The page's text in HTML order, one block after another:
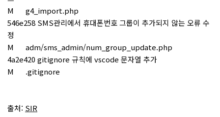
M g4_import.php
546e258 SMS관리에서 휴대폰번호 그룹이 추가되지 않는 오류 수
정
M adm/sms_admin/num_group_update.php
4a2e420 gitignore 규칙에 vscode 문자열 추가
M .gitignore
출처: SIR